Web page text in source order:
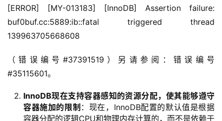
[ERROR] [MY-013183] [InnoDB] Assertion failure:
buf0buf.cc:5889:ib::fatal triggered thread
139963705668608
（错误编号#37391519）另请参阅：错误编号
#35115601。
InnoDB现在支持容器感知的资源分配，使其能够遵守
容器施加的限制 ：现在，InnoDB配置的默认值是根据
容器分配的逻辑CPU和物理内存计算的，而不是依赖于